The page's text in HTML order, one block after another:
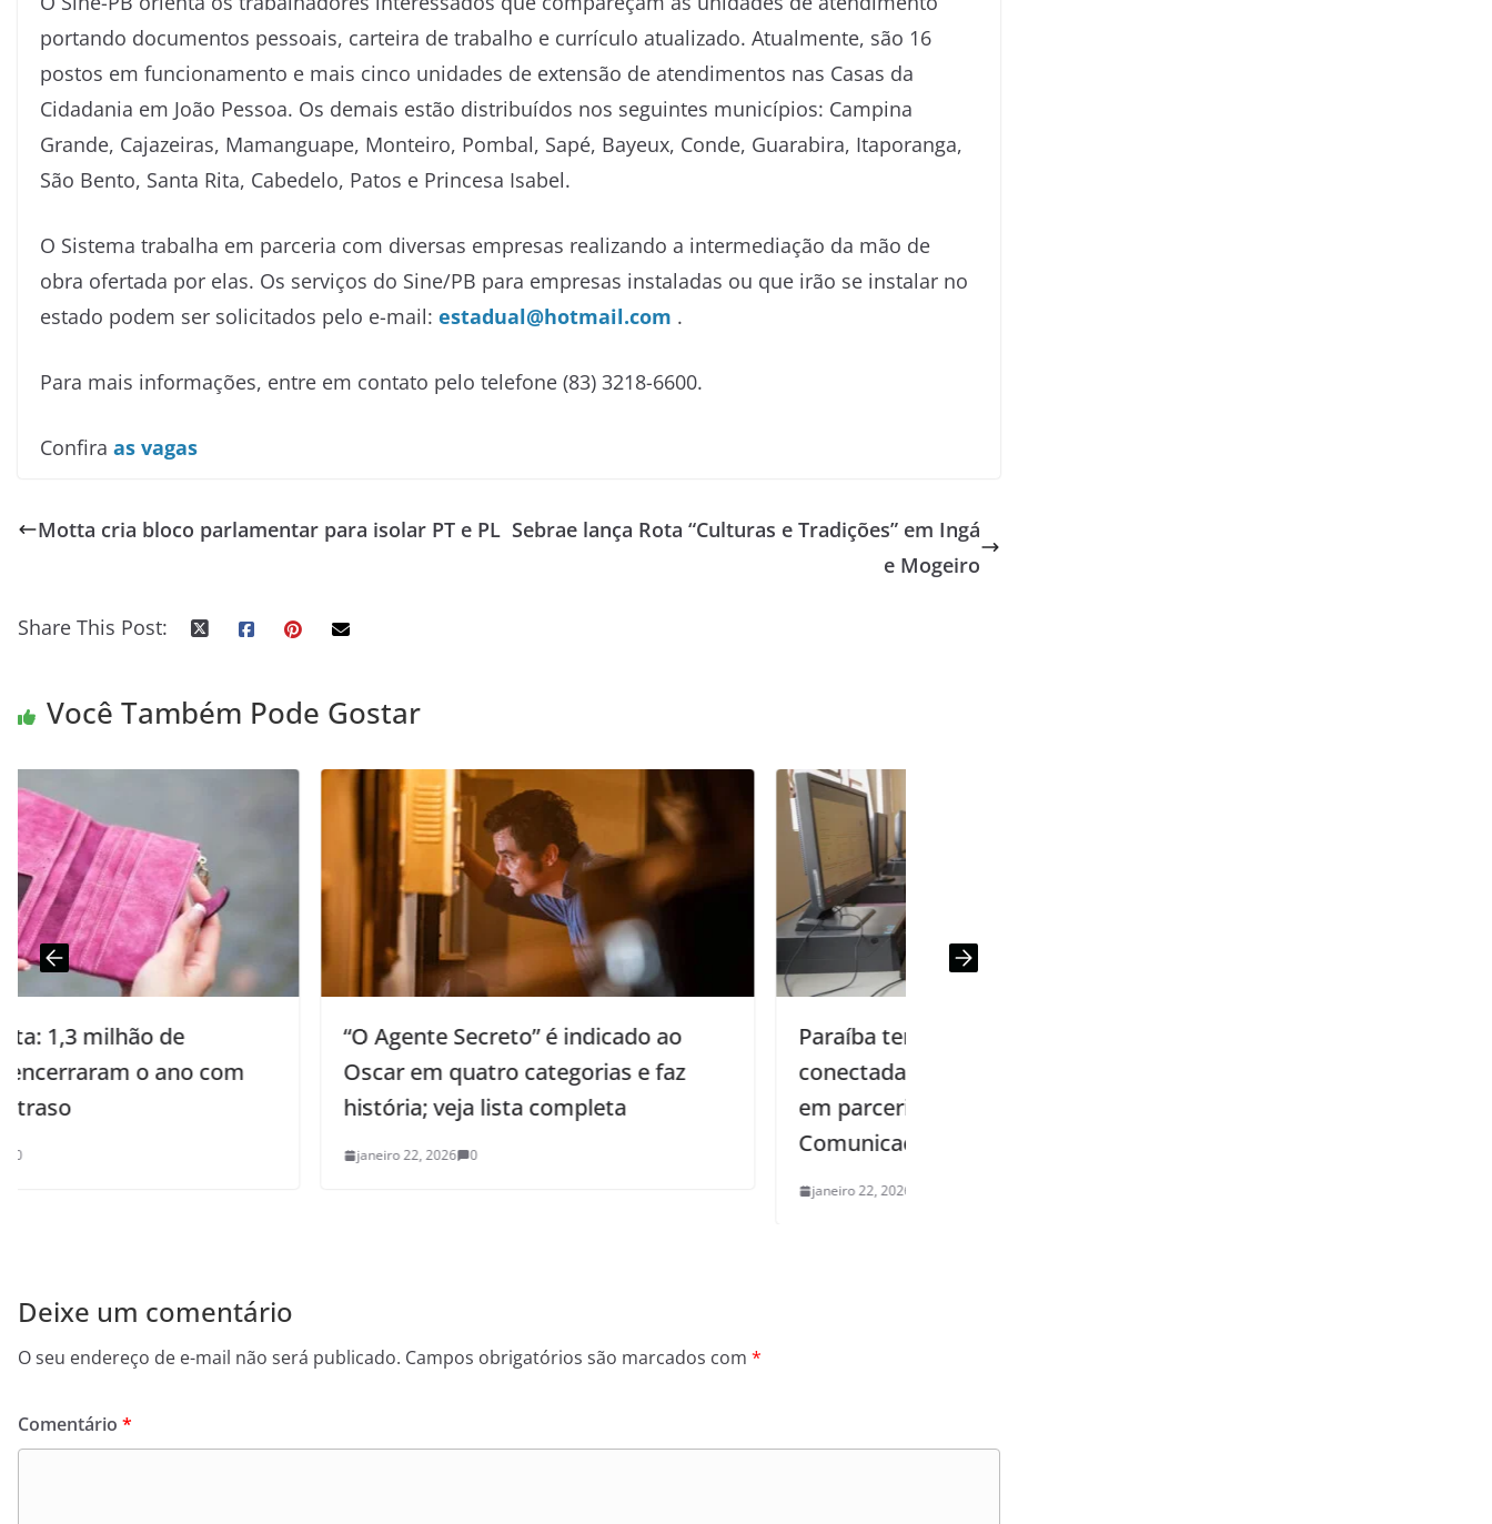
portando documentos pessoais, carteira de trabalho e currículo atualizado. Atualmente, são 16
postos em funcionamento e mais cinco unidades de extensão de atendimentos nas Casas da
Cidadania em João Pessoa. Os demais estão distribuídos nos seguintes municípios: Campina
Grande, Cajazeiras, Mamanguape, Monteiro, Pombal, Sapé, Bayeux, Conde, Guarabira, Itaporanga,
São Bento, Santa Rita, Cabedelo, Patos e Princesa Isabel.
O Sistema trabalha em parceria com diversas empresas realizando a intermediação da mão de
obra ofertada por elas. Os serviços do Sine/PB para empresas instaladas ou que irão se instalar no
estado podem ser solicitados pelo e-mail: estadual@hotmail.com .
Para mais informações, entre em contato pelo telefone (83) 3218-6600.
Confira as vagas
Motta cria bloco parlamentar para isolar PT e PL Sebrae lança Rota “Culturas e Tradições” em Ingá
e Mogeiro
Share This Post:
Você Também Pode Gostar
“O Agente Secreto” é indicado ao
Oscar em quatro categorias e faz
história; veja lista completa
Paraíba tem 76,2% de escolas
conectadas por programa executado
em parceria entre ministérios das
Comunicações e da Educação
Deixe um comentário
O seu endereço de e-mail não será publicado. Campos obrigatórios são marcados com *
Comentário *